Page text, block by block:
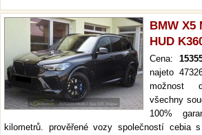
BMW X5
HUD
Cena:
najeto
možnost
všechny
100%
kilometrů. prověřené vozy společností cebia